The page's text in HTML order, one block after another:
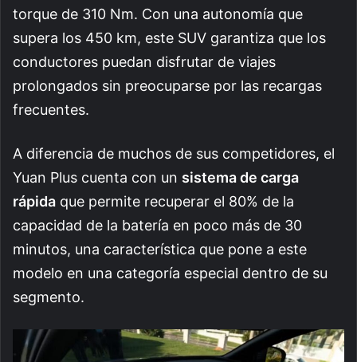
torque de 310 Nm. Con una autonomía que
supera los 450 km, este SUV garantiza que los
conductores puedan disfrutar de viajes
prolongados sin preocuparse por las recargas
frecuentes.
A diferencia de muchos de sus competidores, el
Yuan Plus cuenta con un sistema de carga
rápida que permite recuperar el 80% de la
capacidad de la batería en poco más de 30
minutos, una característica que pone a este
modelo en una categoría especial dentro de su
segmento.